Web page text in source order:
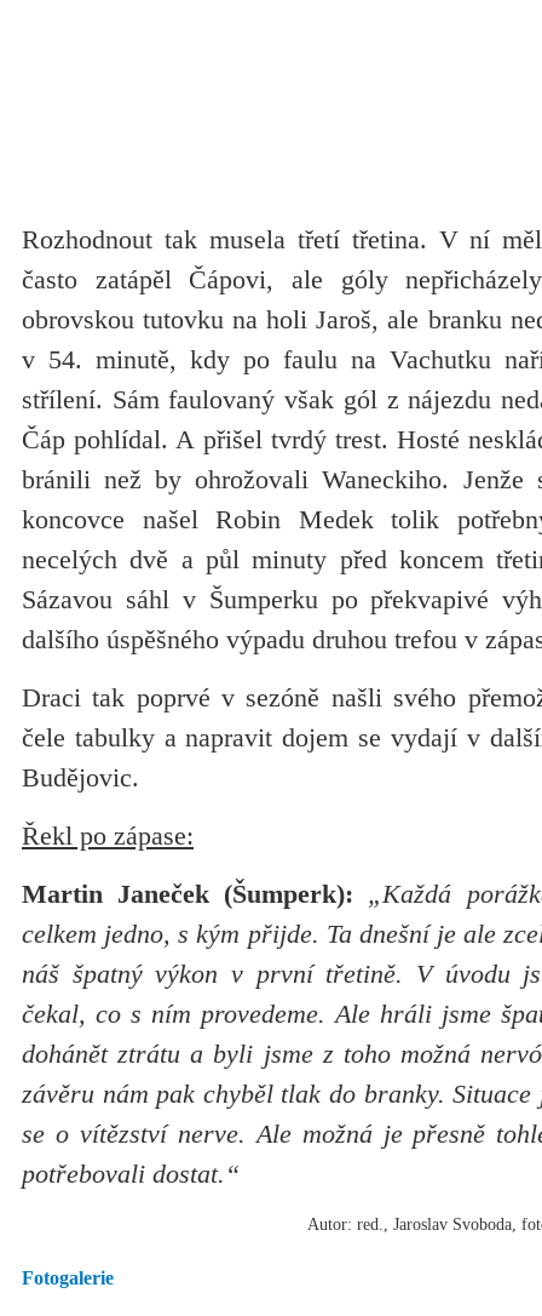
Rozhodnout tak musela třetí třetina. V ní
často zatápěl Čápovi, ale góly
obrovskou tutovku na holi Jaroš, ale branku
v 54. minutě, kdy po faulu na Vachutku
střílení. Sám faulovaný však gól z nájezdu
Čáp pohlídal. A přišel tvrdý trest. Hosté
bránili než by ohrožovali Waneckiho.
koncovce našel Robin Medek tolik
necelých dvě a půl minuty před koncem
Sázavou sáhl v Šumperku po překvapivé
dalšího úspěšného výpadu druhou trefou v
Draci tak poprvé v sezóně našli svého
čele tabulky a napravit dojem se vydají v
Budějovic.
Řekl po zápase:
Martin Janeček (Šumperk): „Každá
celkem jedno, s kým přijde. Ta dnešní je ale
náš špatný výkon v první třetině. V úvodu
čekal, co s ním provedeme. Ale hráli jsme
dohánět ztrátu a byli jsme z toho možná
závěru nám pak chyběl tlak do branky.
se o vítězství nerve. Ale možná je přesně
potřebovali dostat.“
Autor: red., Jaroslav Svoboda,
Fotogalerie